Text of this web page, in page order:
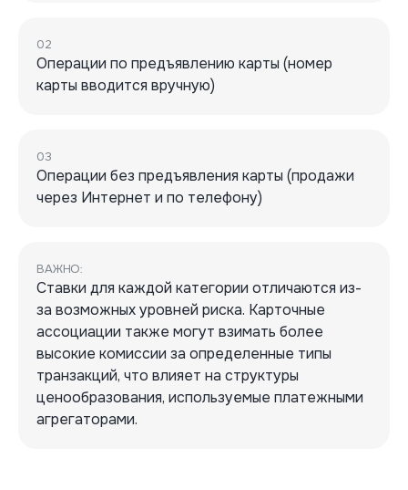
02
Операции по предъявлению карты (номер
карты вводится вручную)
03
Операции без предъявления карты (продажи
через Интернет и по телефону)
ВАЖНО:
Ставки для каждой категории отличаются из-
за возможных уровней риска. Карточные
ассоциации также могут взимать более
высокие комиссии за определенные типы
транзакций, что влияет на структуры
ценообразования, используемые платежными
агрегаторами.